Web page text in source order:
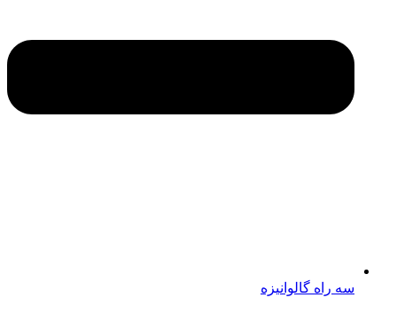
سه راه گالوانیزه